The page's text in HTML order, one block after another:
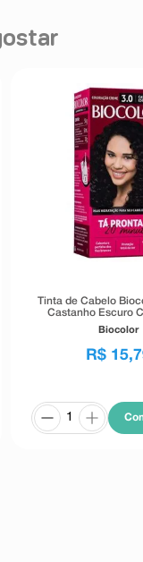
Tinta de Cabelo
Castanho Escuro
Biocolor
R$ 15,